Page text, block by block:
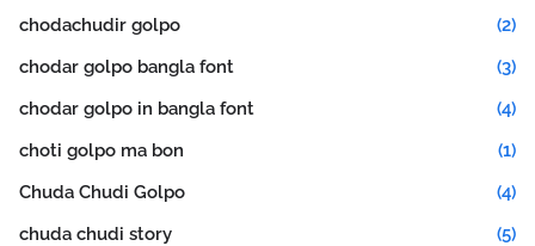
chodachudir golpo
(2)
chodar golpo bangla font
(3)
chodar golpo in bangla font
(4)
choti golpo ma bon
(1)
Chuda Chudi Golpo
(4)
chuda chudi story
(5)